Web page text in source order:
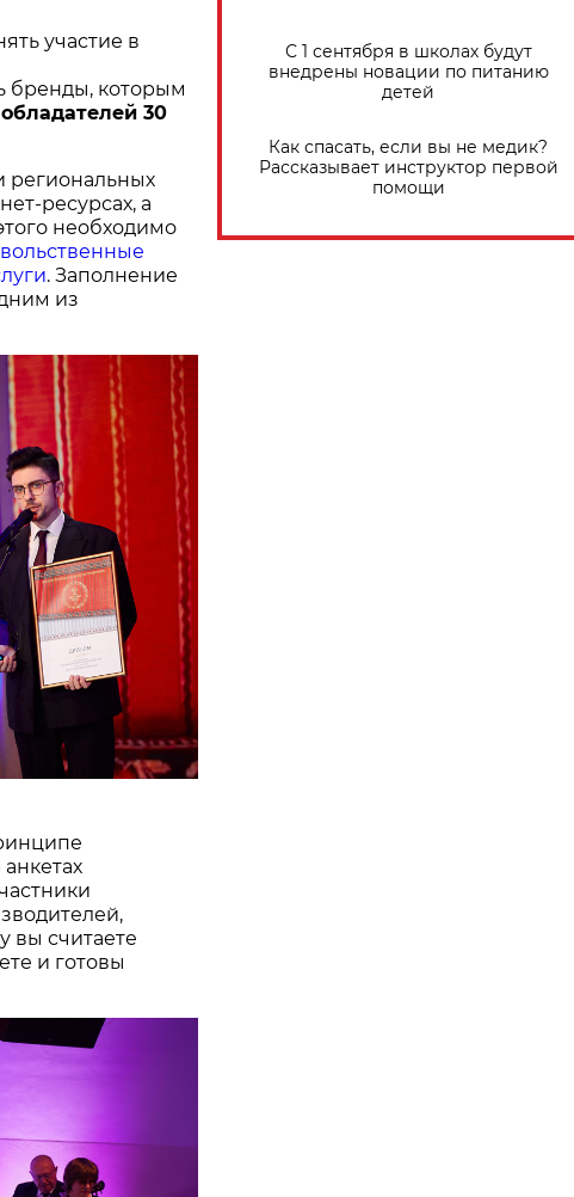
участие в
бренды, которым
30
региональных
ресурсах, а
необходимо
. Заполнение
из
вы считаете
и готовы
С 1 сентября в школах будут
внедрены новации по питанию
детей
Как спасать, если вы не медик?
Рассказывает инструктор первой
помощи